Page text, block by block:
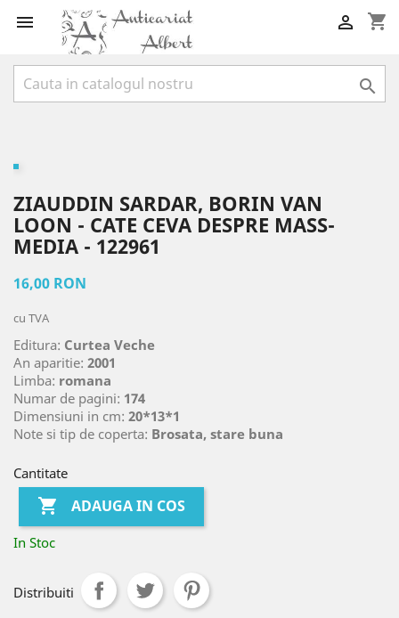
 shopping_cart


ZIAUDDIN SARDAR, BORIN VAN
LOON - CATE CEVA DESPRE MASS-
MEDIA - 122961
16,00 RON
cu TVA
Editura: Curtea Veche
An aparitie: 2001
Limba: romana
Numar de pagini: 174
Dimensiuni in cm: 20*13*1
Note si tip de coperta: Brosata, stare buna
Cantitate
 ADAUGA IN COS
In Stoc
Distribuiti